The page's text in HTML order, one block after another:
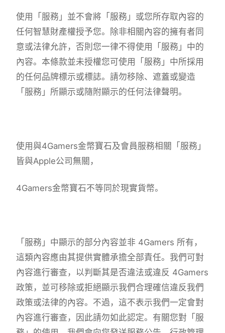
使用「服務」並不會將「服務」或您所存取內容的
任何智慧財產權授予您。除非相關內容的擁有者同
意或法律允許，否則您一律不得使用「服務」中的
內容。本條款並未授權您可使用「服務」中所採用
的任何品牌標示或標誌。請勿移除、遮蓋或變造
「服務」所顯示或隨附顯示的任何法律聲明。
使用與4Gamers金幣寶石及會員服務相關「服務」
皆與Apple公司無關，
4Gamers金幣寶石不等同於現實貨幣。
「服務」中顯示的部分內容並非 4Gamers 所有，
這類內容應由其提供實體承擔全部責任。我們可對
內容進行審查，以判斷其是否違法或違反 4Gamers
政策，並可移除或拒絕顯示我們合理確信違反我們
政策或法律的內容。不過，這不表示我們一定會對
內容進行審查，因此請勿如此認定。有關您對「服